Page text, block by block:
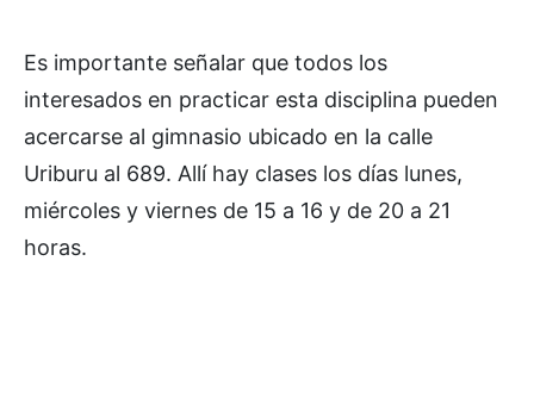
Es importante señalar que todos los
interesados en practicar esta disciplina pueden
acercarse al gimnasio ubicado en la calle
Uriburu al 689. Allí hay clases los días lunes,
miércoles y viernes de 15 a 16 y de 20 a 21
horas.